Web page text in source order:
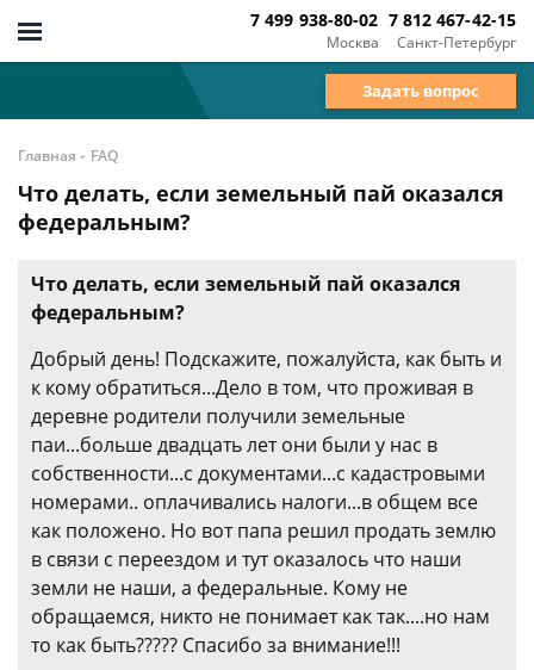
Москва
7 499 938-80-02
Санкт-Петербург
7 812 467-42-15
Задать вопрос
Главная - FAQ
Что делать, если земельный пай оказался
федеральным?
Что делать, если земельный пай оказался
федеральным?
Добрый день! Подскажите, пожалуйста, как быть и
к кому обратиться...Дело в том, что проживая в
деревне родители получили земельные
паи...больше двадцать лет они были у нас в
собственности...с документами...с кадастровыми
номерами.. оплачивались налоги...в общем все
как положено. Но вот папа решил продать землю
в связи с переездом и тут оказалось что наши
земли не наши, а федеральные. Кому не
обращаемся, никто не понимает как так....но нам
то как быть????? Спасибо за внимание!!!